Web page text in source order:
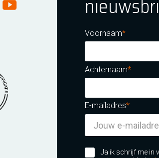
Instagram
FME Youtube
certificatie DNV iso/iec 27001
Voornaam
Achternaam
E-mailadres
Ja ik schrijf me in